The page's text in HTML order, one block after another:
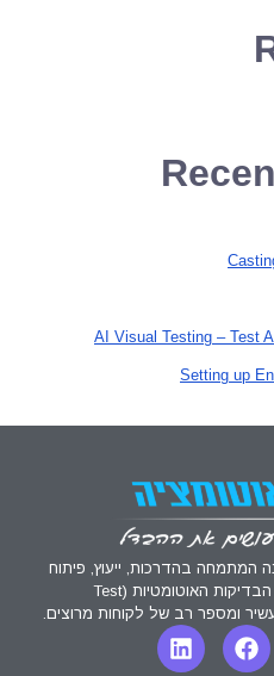
AI Visual Testing – Test
Setting up
המתמחה בהדרכות, ייעוץ, פיתוח
והטמעה של מערכות בתחום של הבדיקות האוטומטיות (Test